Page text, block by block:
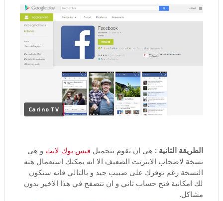
Carino TV
الطريقة الثانية : هي ان تقوم بتحميل فيس بوك لايت و هي
نسخة لاصحاب الانترنت الضعيف الا انه يمكنك استعمال هته
النسخة رغم توفرك على صبيب جيد و بالتالي فانه ستكون
لك امكانية فتح حساب ثاني و ان تتصفح في هذا الاخير بدون
مشاكل.